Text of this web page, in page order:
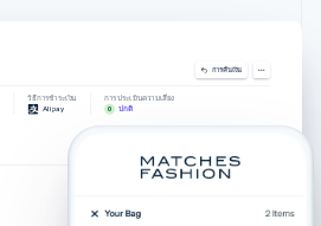
Data
Pipeline
ครีเอเตอร์
ริการ การเดินทาง
นทนาการ
รไม่แสวงผลกำไร
อมูล
ชื่อมต่อการทำงาน
ดต่อ
ฝ่ายขาย
การคืนเงิน
วิธีการชำระเงิน
Alipay
การประเมินความเสี่ยง
0 ปกติ